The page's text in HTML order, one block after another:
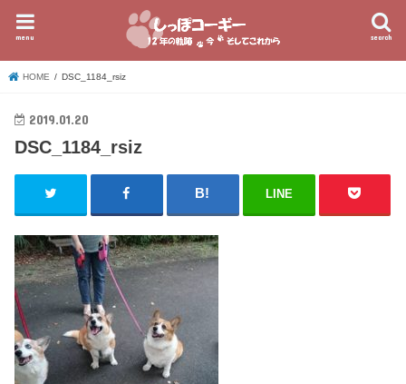
search
menu
HOME DSC_1184_rsiz
2019.01.20
DSC_1184_rsiz
LINE